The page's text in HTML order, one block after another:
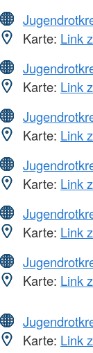
Karte: Link
Karte: Link
Karte: Link
Karte: Link
Karte: Link
Karte: Link
Karte: Link